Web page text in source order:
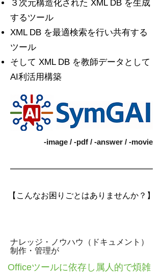
３次元構造化された XML DB を生成
するツール
XML DB を最適検索を行い共有する
ツール
​そして XML DB を教師データとして
AI利活用構築
-image / -pdf / -answer / -movie
【こんなお困りごとはありませんか？】
ナレッジ・ノウハウ（ドキュメント）
制作・管理が​
Officeツールに依存し属人的で煩雑